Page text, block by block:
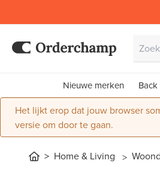
Nieuwe merken
Het lijkt erop dat jouw browser
versie om door te gaan.
Home & Living